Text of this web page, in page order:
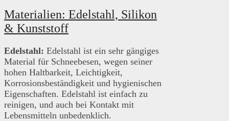
Materialien: Edelstahl, Silikon
& Kunststoff
Edelstahl: Edelstahl ist ein sehr gängiges
Material für Schneebesen, wegen seiner
hohen Haltbarkeit, Leichtigkeit,
Korrosionsbeständigkeit und hygienischen
Eigenschaften. Edelstahl ist einfach zu
reinigen, und auch bei Kontakt mit
Lebensmitteln unbedenklich.